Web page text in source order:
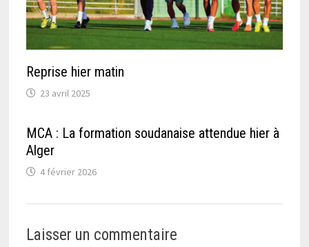
Reprise hier matin
23 avril 2025
MCA : La formation soudanaise attendue hier à
Alger
4 février 2026
Laisser un commentaire